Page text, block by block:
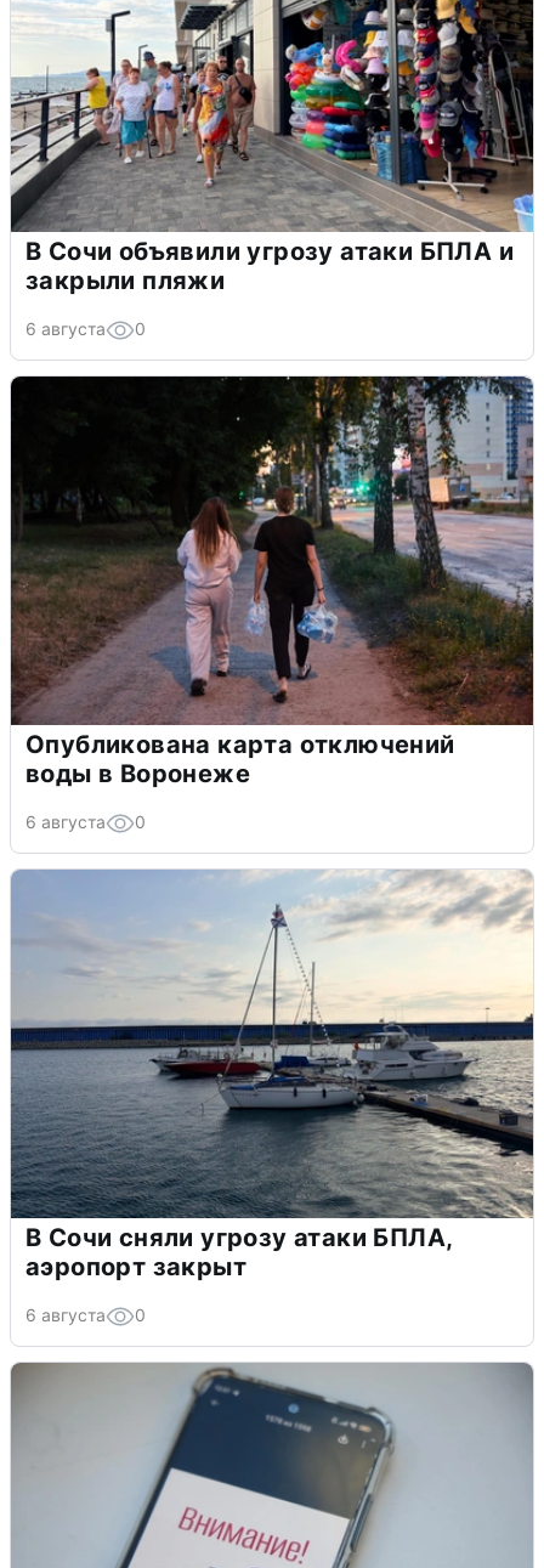
В Сочи объявили угрозу атаки БПЛА и
закрыли пляжи
6 августа 0
Опубликована карта отключений
воды в Воронеже
6 августа 0
В Сочи сняли угрозу атаки БПЛА,
аэропорт закрыт
6 августа 0